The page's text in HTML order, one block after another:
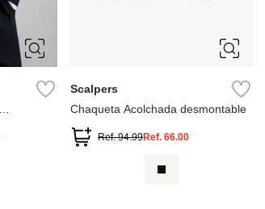
Scalpers
Chaqueta Acolchada desmontable
Ref.94.99Ref. 66.00